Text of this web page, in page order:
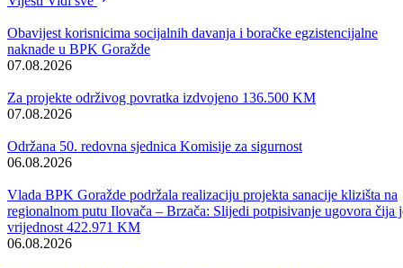
koje su sami napravili.
kantonu i ove godine će biti realizovane različite aktivnosti s ciljem da
se skrene pažnja na djecu, potrebu jačanja veza unutar porodice, kao
i da se ukaže na potrebu poboljšanja u svim oblastima od značaja za
zdravo odrastanje djece.